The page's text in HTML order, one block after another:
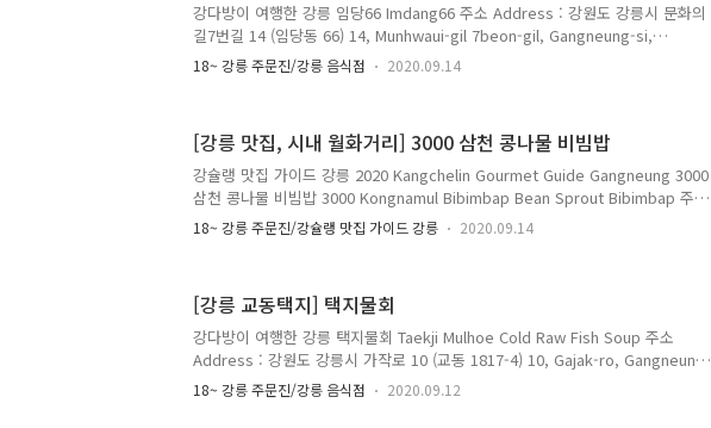
강다방이 여행한 강릉 임당66 Imdang66 주소 Address : 강원도 강릉시 문화의
길7번길 14 (임당동 66) 14, Munhwaui-gil 7beon-gil, Gangneung-si,
Gangwon-do 전화 Telephone : 033-645-8766 영업 시간 Opening Hours :
월요일~토요일 Monday~Saturday 11:00~20:00 일요일 11:00~15:00 메뉴 및 가
Gajideopbap Stir-fried Eggplant with Rice 8,000원 소고기덮밥 Soegogi..
18~ 강릉 주문진/강릉 음식점 2020.09.14
[강릉 맛집, 시내 월화거리] 3000 삼천 콩나물 비빔밥
강슐랭 맛집 가이드 강릉 2020 Kangchelin Gourmet Guide Gangneung 3000
삼천 콩나물 비빔밥 3000 Kongnamul Bibimbap Bean Sprout Bibimbap 주
소 Address : 강원도 강릉시 경강로 2113 (임당동 109-2) 2113, Gyeonggang-
ro, Gangneung-si, Gangwon-do 메뉴 및 가격 Menu with Prices : 콩나물 비
내에서 무려 3천원으로 밥을 먹을 수 있는 곳이다. 기본 반찬으로 강릉 초당 순
두부도 나온다. 강릉과 양양 사..
18~ 강릉 주문진/강슐랭 맛집 가이드 강릉 2020.09.14
[강릉 교동택지] 택지물회
강다방이 여행한 강릉 택지물회 Taekji Mulhoe Cold Raw Fish Soup 주소
Address : 강원도 강릉시 가작로 10 (교동 1817-4) 10, Gajak-ro, Gangneung-
si, Gangwon-do 전화 Telephone : 033-642-1991 영업 시간 Opening Hours
: 매일 Everyday 10:30~21:30 메뉴 및 가격 Menu with Prices : 모듬물회
18~ 강릉 주문진/강릉 음식점 2020.09.12